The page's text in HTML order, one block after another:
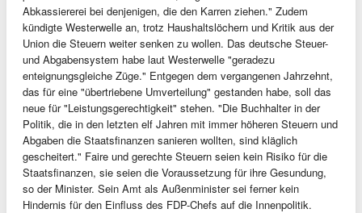
Abkassiererei bei denjenigen, die den Karren ziehen." Zudem
kündigte Westerwelle an, trotz Haushaltslöchern und Kritik aus der
Union die Steuern weiter senken zu wollen. Das deutsche Steuer-
und Abgabensystem habe laut Westerwelle "geradezu
enteignungsgleiche Züge." Entgegen dem vergangenen Jahrzehnt,
das für eine "übertriebene Umverteilung" gestanden habe, soll das
neue für "Leistungsgerechtigkeit" stehen. "Die Buchhalter in der
Politik, die in den letzten elf Jahren mit immer höheren Steuern und
Abgaben die Staatsfinanzen sanieren wollten, sind kläglich
gescheitert." Faire und gerechte Steuern seien kein Risiko für die
Staatsfinanzen, sie seien die Voraussetzung für ihre Gesundung,
so der Minister. Sein Amt als Außenminister sei ferner kein
Hindernis für den Einfluss des FDP-Chefs auf die Innenpolitik.